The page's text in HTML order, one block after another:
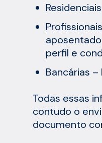
perfil e
Bancárias
Todas essas
contudo o
documento